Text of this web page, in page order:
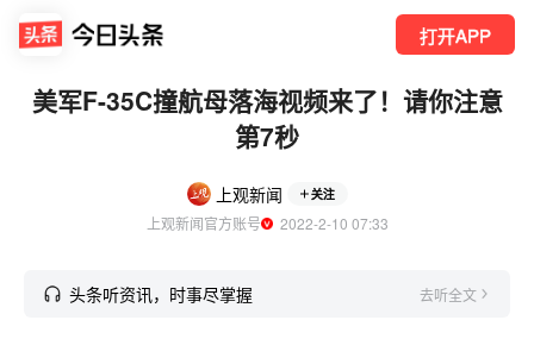
打开APP
美军F-35C撞航母落海视频来了！请你注意
第7秒
上观新闻 关注
上观新闻官方账号
  2022-2-10 07:33
头条听资讯，时事尽掌握 去听全文